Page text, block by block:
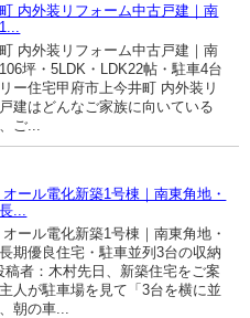
内外装リフォーム中古戸建｜南
内外装リフォーム中古戸建｜南
坪・5LDK・LDK22帖・駐車4台
ー住宅甲府市上今井町 内外装リ
建はどんなご家族に向いている
ご...
ール電化新築1号棟｜南東角地・
...
ール電化新築1号棟｜南東角地・
期優良住宅・駐車並列3台の収納
稿者：木村先日、新築住宅をご案
人が駐車場を見て「3台を横に並
朝の車...